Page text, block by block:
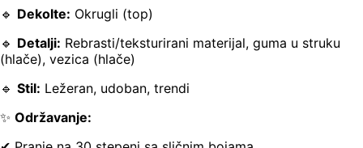
🔹 Dekolte: Okrugli (top)
🔹 Detalji: Rebrasti/teksturirani materijal, guma u struku
(hlače), vezica (hlače)
🔹 Stil: Ležeran, udoban, trendi
✨ Održavanje: